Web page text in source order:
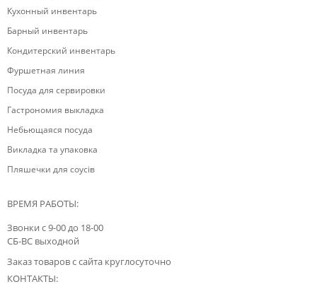
Кухонный инвентарь
Барный инвентарь
Кондитерский инвентарь
Фуршетная линия
Посуда для сервировки
Гастрономия выкладка
Небьющаяся посуда
Викладка та упаковка
Пляшечки для соусів
ВРЕМЯ РАБОТЫ:
Звонки с 9-00 до 18-00
СБ-ВС выходной
Заказ товаров с сайта круглосуточно
КОНТАКТЫ: